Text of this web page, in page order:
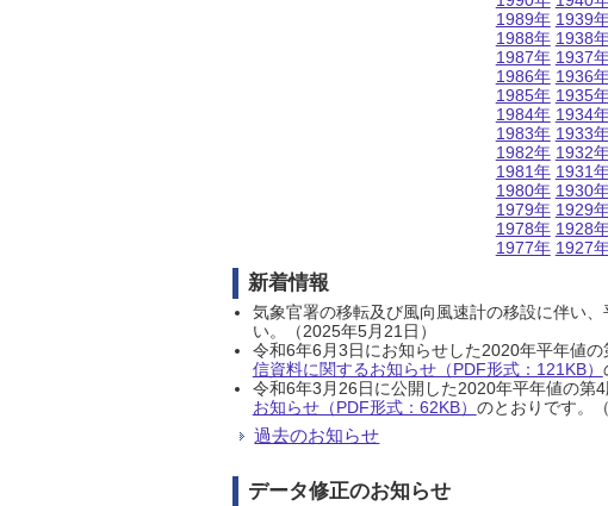
1989年
1988年
1987年
1986年
1985年
1984年
1983年
1982年
1981年
1980年
1979年
1978年
1977年
1939
1938
1937
1936
1935
1934
1933
1932
1931
1930
1929
1928
1927
新着情報
気象官署の移転及び風向風速計の移設に伴い
い。（2025年5月21日）
令和6年6月3日にお知らせした2020年平年値
信資料に関するお知らせ（PDF形式：121KB）
令和6年3月26日に公開した2020年平年値の第
お知らせ（PDF形式：62KB） のとおりです。
過去のお知らせ
データ修正のお知らせ